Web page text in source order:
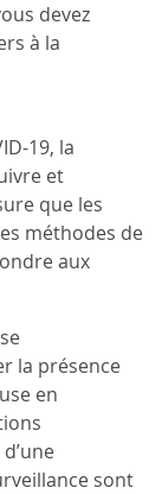
devez
à la
19, la
et
que les
méthodes de
aux
la présence
en
sont